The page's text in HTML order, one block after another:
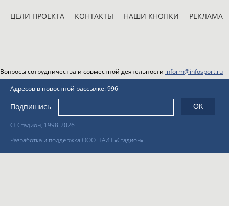
ЦЕЛИ ПРОЕКТА КОНТАКТЫ НАШИ КНОПКИ РЕКЛАМА
Вопросы сотрудничества и совместной деятельности inform@infosport.ru
© Стадион, 1998-2026
Разработка и поддержка ООО НАИТ «Стадион»
Адресов в новостной рассылке: 996
Подпишись